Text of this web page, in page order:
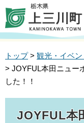
トップ> 観光・イベン
> JOYFUL本田ニュー
した！！
JOYFUL本